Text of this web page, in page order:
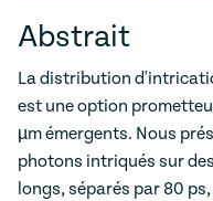
Abstrait
La distribution
est une option
µm émergents. Nous
photons intriqués sur
longs, séparés par 80